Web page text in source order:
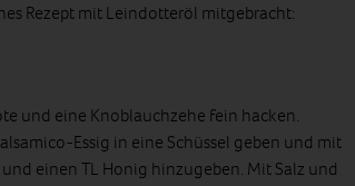
Rezept mit Leindotteröl mitgebracht:
und eine Knoblauchzehe fein hacken.
Essig in eine Schüssel geben und mit
einen TL Honig hinzugeben. Mit Salz und